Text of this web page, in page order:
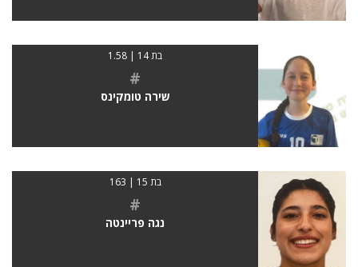
בת 14 | 1.58
#
שירה טומקינס
בת 15 | 163
#
נגה פריינטה